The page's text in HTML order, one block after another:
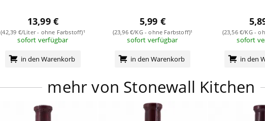
13,99 €
(42,39 €/Liter - ohne Farbstoff)¹
sofort verfügbar
in den Warenkorb
5,99 €
(23,96 €/KG - ohne Farbstoff)¹
sofort verfügbar
in den Warenkorb
(23,56 €/KG -
sofort
in den
mehr von Stonewall Kitchen